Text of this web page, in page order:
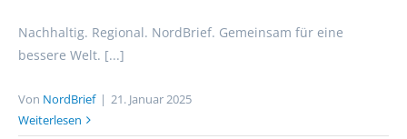
Nachhaltig. Regional. NordBrief. Gemeinsam für eine
bessere Welt. [...]
Von NordBrief | 21. Januar 2025
Weiterlesen